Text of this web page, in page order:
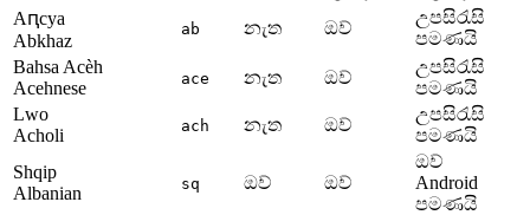
Аԥсуа
Abkhaz
ab නැත ඔව්
උපසිරැසි
පමණයි
Bahsa Acèh
Acehnese
ace නැත ඔව්
උපසිරැසි
පමණයි
Lwo
Acholi
ach නැත ඔව්
උපසිරැසි
පමණයි
Shqip
Albanian
sq ඔව් ඔව්
ඔව්
Android
පමණයි